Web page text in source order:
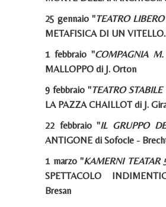
25 gennaio "TEATRO
METAFISICA DI UN
1 febbraio "COMPAGNIA M.
MALLOPPO di J. Orton
9 febbraio "TEATRO
LA PAZZA CHAILLOT di J.
22 febbraio "IL GRUPPO
ANTIGONE di Sofocle -
1 marzo "KAMERNI TEATAR
SPETTACOLO
Bresan